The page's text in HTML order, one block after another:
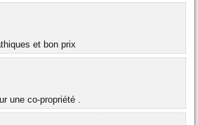
et bon prix
une co-propriété .